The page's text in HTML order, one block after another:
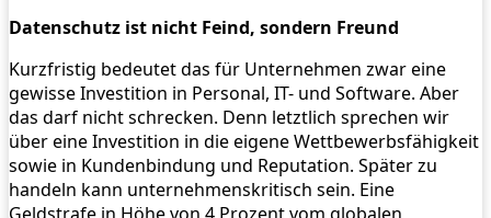
Datenschutz ist nicht Feind, sondern Freund
Kurzfristig bedeutet das für Unternehmen zwar eine
gewisse Investition in Personal, IT- und Software. Aber
das darf nicht schrecken. Denn letztlich sprechen wir
über eine Investition in die eigene Wettbewerbsfähigkeit
sowie in Kundenbindung und Reputation. Später zu
handeln kann unternehmenskritisch sein. Eine